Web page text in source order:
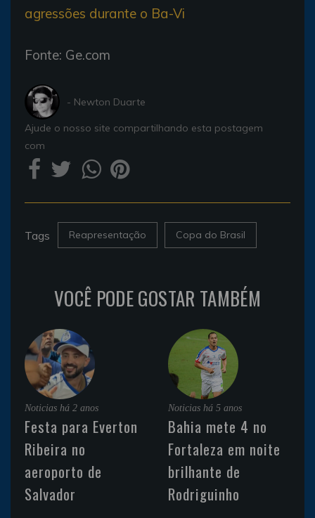
agressões durante o Ba-Vi
Fonte: Ge.com
- Newton Duarte
Ajude o nosso site compartilhando esta postagem
com
Tags Reapresentação Copa do Brasil
VOCÊ PODE GOSTAR TAMBÉM
Noticias há 2 anos
Festa para Everton
Ribeira no
aeroporto de
Salvador
Noticias há 5 anos
Bahia mete 4 no
Fortaleza em noite
brilhante de
Rodriguinho